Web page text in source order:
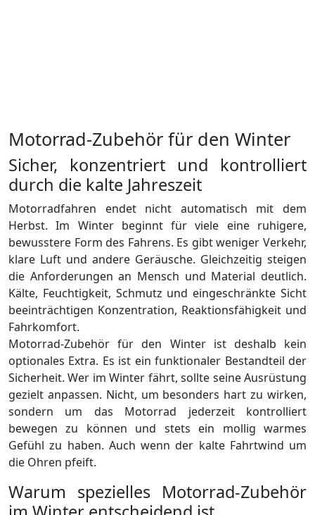
Motorrad-Zubehör für den Winter
Sicher, konzentriert und kontrolliert
durch die kalte Jahreszeit
Motorradfahren endet nicht automatisch mit dem
Herbst. Im Winter beginnt für viele eine ruhigere,
bewusstere Form des Fahrens. Es gibt weniger Verkehr,
klare Luft und andere Geräusche. Gleichzeitig steigen
die Anforderungen an Mensch und Material deutlich.
Kälte, Feuchtigkeit, Schmutz und eingeschränkte Sicht
beeinträchtigen Konzentration, Reaktionsfähigkeit und
Fahrkomfort.
Motorrad-Zubehör für den Winter ist deshalb kein
optionales Extra. Es ist ein funktionaler Bestandteil der
Sicherheit. Wer im Winter fährt, sollte seine Ausrüstung
gezielt anpassen. Nicht, um besonders hart zu wirken,
sondern um das Motorrad jederzeit kontrolliert
bewegen zu können und stets ein mollig warmes
Gefühl zu haben. Auch wenn der kalte Fahrtwind um
die Ohren pfeift.
Warum spezielles Motorrad-Zubehör